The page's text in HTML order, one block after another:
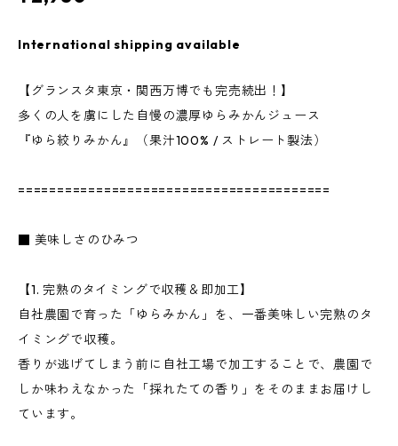
International shipping available
【グランスタ東京・関西万博でも完売続出！】
多くの人を虜にした自慢の濃厚ゆらみかんジュース
『ゆら絞りみかん』（果汁100% / ストレート製法）
========================================
■ 美味しさのひみつ
【1. 完熟のタイミングで収穫＆即加工】
自社農園で育った「ゆらみかん」を、一番美味しい完熟のタ
イミングで収穫。
香りが逃げてしまう前に自社工場で加工することで、農園で
しか味わえなかった「採れたての香り」をそのままお届けし
ています。